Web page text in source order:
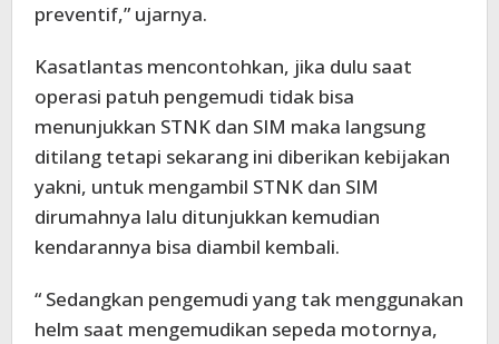
preventif,” ujarnya.
Kasatlantas mencontohkan, jika dulu saat
operasi patuh pengemudi tidak bisa
menunjukkan STNK dan SIM maka langsung
ditilang tetapi sekarang ini diberikan kebijakan
yakni, untuk mengambil STNK dan SIM
dirumahnya lalu ditunjukkan kemudian
kendarannya bisa diambil kembali.
“ Sedangkan pengemudi yang tak menggunakan
helm saat mengemudikan sepeda motornya,